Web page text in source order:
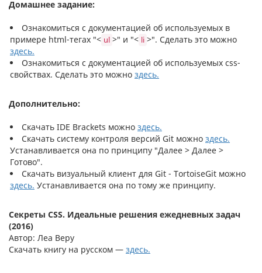
Домашнее задание:
Ознакомиться с документацией об используемых в
примере html-тегах "< ul >" и "< li >". Сделать это можно
здесь.
Ознакомиться с документацией об используемых css-
свойствах. Сделать это можно здесь.
Дополнительно:
Скачать IDE Brackets можно здесь.
Скачать систему контроля версий Git можно здесь.
Устанавливается она по принципу "Далее > Далее >
Готово".
Скачать визуальный клиент для Git - TortoiseGit можно
здесь. Устанавливается она по тому же принципу.
Секреты CSS. Идеальные решения ежедневных задач
(2016)
Автор: Леа Веру
Скачать книгу на русском — здесь.